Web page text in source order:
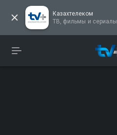
Казахтелеком
ТВ, фильмы и сериалы